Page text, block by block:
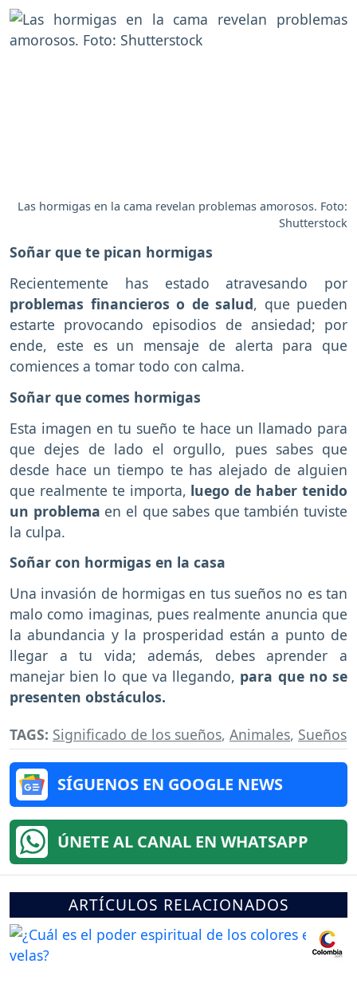
Las hormigas en la cama revelan problemas amorosos. Foto:
Shutterstock
Soñar que te pican hormigas
Recientemente has estado atravesando por
problemas financieros o de salud, que pueden
estarte provocando episodios de ansiedad; por
ende, este es un mensaje de alerta para que
comiences a tomar todo con calma.
Soñar que comes hormigas
Esta imagen en tu sueño te hace un llamado para
que dejes de lado el orgullo, pues sabes que
desde hace un tiempo te has alejado de alguien
que realmente te importa, luego de haber tenido
un problema en el que sabes que también tuviste
la culpa.
Soñar con hormigas en la casa
Una invasión de hormigas en tus sueños no es tan
malo como imaginas, pues realmente anuncia que
la abundancia y la prosperidad están a punto de
llegar a tu vida; además, debes aprender a
manejar bien lo que va llegando, para que no se
presenten obstáculos.
TAGS: Significado de los sueños, Animales, Sueños
SÍGUENOS EN GOOGLE NEWS
ÚNETE AL CANAL EN WHATSAPP
ARTÍCULOS RELACIONADOS